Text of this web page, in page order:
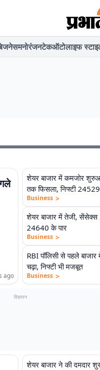
मनोरंजनटेकऑटोलाइफ
ago
शेयर बाजार में कमजोर
तक फिसला, निफ्टी
Business >
शेयर बाजार में तेजी,
24640 के पार
Business >
RBI पॉलिसी से पहले
चढ़ा, निफ्टी भी मजबूत
Business >
विज्ञापन
शेयर बाजार ने की